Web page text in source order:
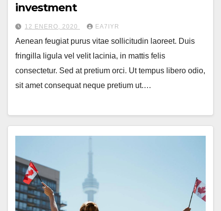
investment
12 ENERO, 2020 EA7IYR
Aenean feugiat purus vitae sollicitudin laoreet. Duis
fringilla ligula vel velit lacinia, in mattis felis
consectetur. Sed at pretium orci. Ut tempus libero odio,
sit amet consequat neque pretium ut.…